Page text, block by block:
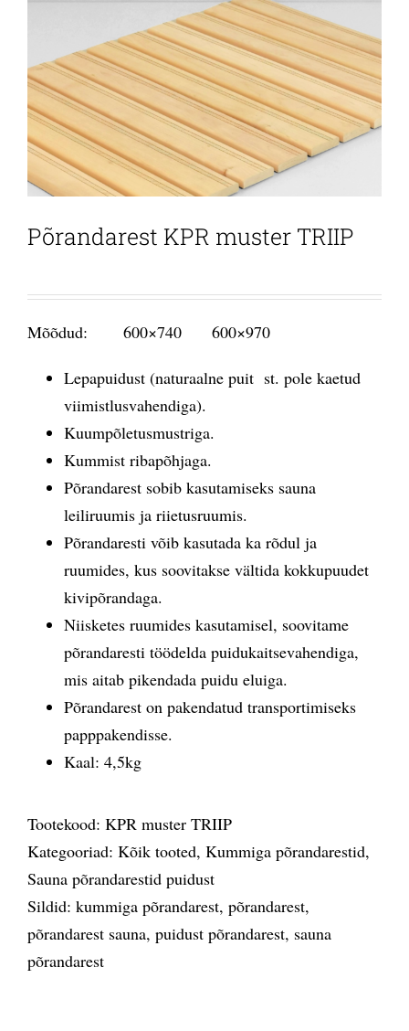
Põrandarest KPR muster TRIIP
Mõõdud: 600×740 600×970
Lepapuidust (naturaalne puit st. pole kaetud
viimistlusvahendiga).
Kuumpõletusmustriga.
Kummist ribapõhjaga.
Põrandarest sobib kasutamiseks sauna
leiliruumis ja riietusruumis.
Põrandaresti võib kasutada ka rõdul ja
ruumides, kus soovitakse vältida kokkupuudet
kivipõrandaga.
Niisketes ruumides kasutamisel, soovitame
põrandaresti töödelda puidukaitsevahendiga,
mis aitab pikendada puidu eluiga.
Põrandarest on pakendatud transportimiseks
papppakendisse.
Kaal: 4,5kg
Tootekood: KPR muster TRIIP
Kategooriad: Kõik tooted, Kummiga põrandarestid,
Sauna põrandarestid puidust
Sildid: kummiga põrandarest, põrandarest,
põrandarest sauna, puidust põrandarest, sauna
põrandarest